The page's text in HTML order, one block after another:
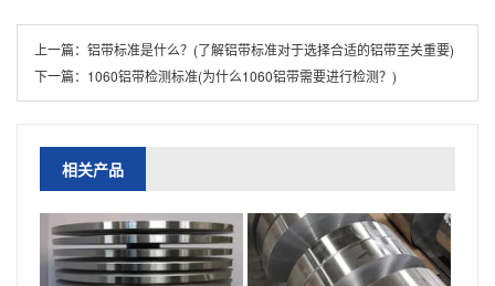
上一篇： 铝带标准是什么？(了解铝带标准对于选择合适的铝带至关重要)
下一篇： 1060铝带检测标准(为什么1060铝带需要进行检测？)
相关产品